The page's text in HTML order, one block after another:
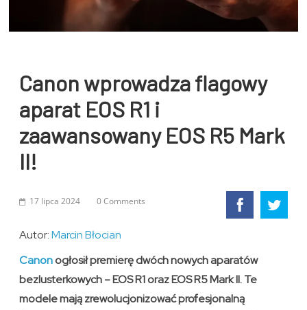
Canon wprowadza flagowy
aparat EOS R1 i
zaawansowany EOS R5 Mark
II!
17 lipca 2024 0 Comments
Autor:Marcin Błocian
Canonogłosił premierę dwóch nowych aparatów
bezlusterkowych – EOS R1 oraz EOS R5 Mark II. Te
modele mają zrewolucjonizować profesjonalną